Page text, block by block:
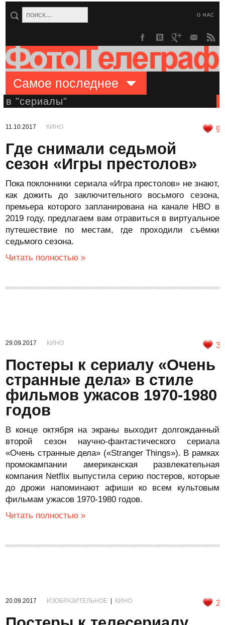
О НАС
Самое последнее
в "сериалы"
11.10.2017 КИНО 9
Где снимали седьмой
сезон «Игры престолов»
Пока поклонники сериала «Игра престолов» не знают,
как дожить до заключительного восьмого сезона,
премьера которого запланирована на канале HBO в
2019 году, предлагаем вам отравиться в виртуальное
путешествие по местам, где проходили съёмки
седьмого сезона.
Читать полностью »
29.09.2017 КИНО 3
Постеры к сериалу «Очень
странные дела» в стиле
фильмов ужасов 1970-1980
годов
В конце октября на экраны выходит долгожданный
второй сезон научно-фантастического сериала
«Очень странные дела» («Stranger Things»). В рамках
промокампании американская развлекательная
компания Netflix выпустила серию постеров, которые
до дрожи напоминают афиши ко всем культовым
фильмам ужасов 1970-1980 годов.
Читать полностью »
20.09.2017 ИЗОБРАЗИТЕЛЬНОЕ КИНО 2